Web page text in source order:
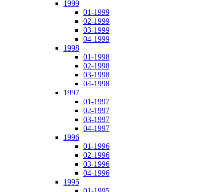
1999
01-1999
02-1999
03-1999
04-1999
1998
01-1998
02-1998
03-1998
04-1998
1997
01-1997
02-1997
03-1997
04-1997
1996
01-1996
02-1996
03-1996
04-1996
1995